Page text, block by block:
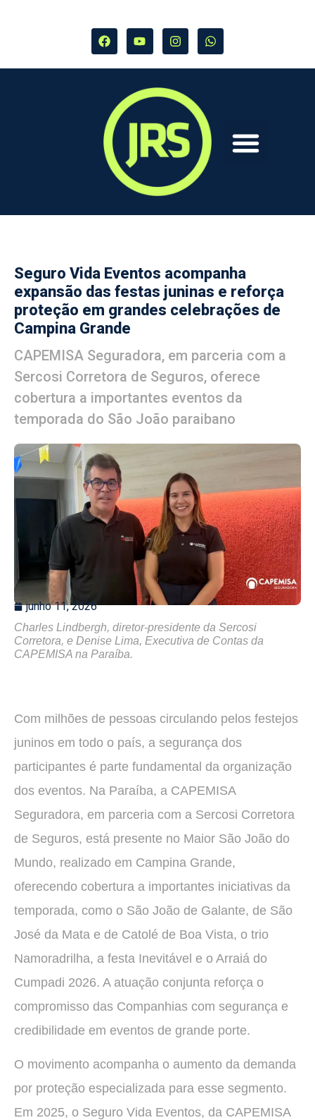
Seguro Vida Eventos acompanha
expansão das festas juninas e reforça
proteção em grandes celebrações de
Campina Grande
CAPEMISA Seguradora, em parceria com a
Sercosi Corretora de Seguros, oferece
cobertura a importantes eventos da
temporada do São João paraibano
junho 11, 2026
Charles Lindbergh, diretor-presidente da Sercosi
Corretora, e Denise Lima, Executiva de Contas da
CAPEMISA na Paraíba.
Com milhões de pessoas circulando pelos festejos
juninos em todo o país, a segurança dos
participantes é parte fundamental da organização
dos eventos. Na Paraíba, a CAPEMISA
Seguradora, em parceria com a Sercosi Corretora
de Seguros, está presente no Maior São João do
Mundo, realizado em Campina Grande,
oferecendo cobertura a importantes iniciativas da
temporada, como o São João de Galante, de São
José da Mata e de Catolé de Boa Vista, o trio
Namoradrilha, a festa Inevitável e o Arraiá do
Cumpadi 2026. A atuação conjunta reforça o
compromisso das Companhias com segurança e
credibilidade em eventos de grande porte.
O movimento acompanha o aumento da demanda
por proteção especializada para esse segmento.
Em 2025, o Seguro Vida Eventos, da CAPEMISA